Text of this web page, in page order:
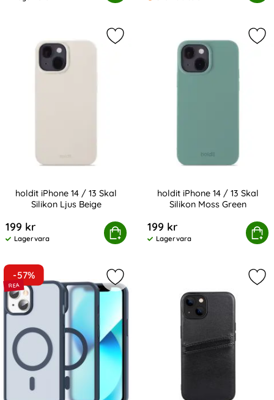
Tillgänglighet:
holdit iPhone 14 / 13 Skal
Silikon Ljus Beige
199 kr
Tillgänglighet:
Lagervara
Köp
holdit iPhone 14 / 13 Skal Silikon Ljus Beige
Markera holdit iPhone 14 / 13 Skal
holdit iPhone 14 / 13 Skal
Silikon Moss Green
199 kr
Tillgänglighet:
Lagervara
Köp
holdit iPhone 14 / 13 Skal
-57%
Markera colorPop iPhone 14/13